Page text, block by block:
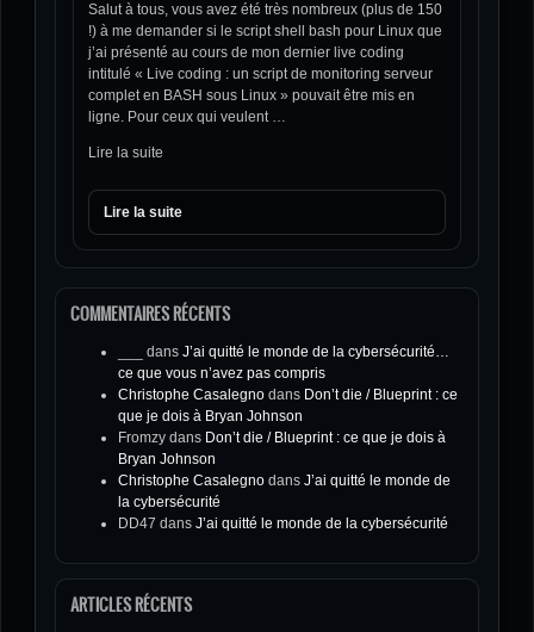
Salut à tous, vous avez été très nombreux (plus de 150
!) à me demander si le script shell bash pour Linux que
j’ai présenté au cours de mon dernier live coding
intitulé « Live coding : un script de monitoring serveur
complet en BASH sous Linux » pouvait être mis en
ligne. Pour ceux qui veulent …
Lire la suite
Lire la suite
COMMENTAIRES RÉCENTS
dans J’ai quitté le monde de la cybersécurité…
ce que vous n’avez pas compris
Christophe Casalegno dans Don’t die / Blueprint : ce
que je dois à Bryan Johnson
Fromzy dans Don’t die / Blueprint : ce que je dois à
Bryan Johnson
Christophe Casalegno dans J’ai quitté le monde de
la cybersécurité
DD47 dans J’ai quitté le monde de la cybersécurité
ARTICLES RÉCENTS